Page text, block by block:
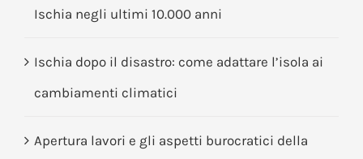
Ischia negli ultimi 10.000 anni
Ischia dopo il disastro: come adattare l’isola ai
cambiamenti climatici
Apertura lavori e gli aspetti burocratici della